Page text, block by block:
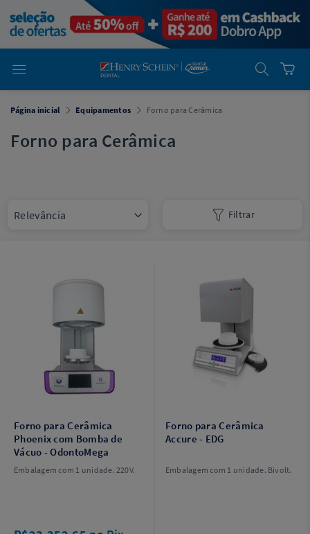
Dental
Cremer -
Henry Schein
Laboratório
Laboratório
emDental
Henry Schein
Equipamentos
Você está
Software
Página inicial Equipamentos Forno para Cerâmica
Forno para Cerâmica
Forno para Cerâmica
Phoenix com Bomba de
Vácuo - OdontoMega
Embalagem com 1 unidade. 220V.
Forno para Cerâmica
Accure - EDG
Embalagem com 1 unidade. Bivolt.
Filtrar